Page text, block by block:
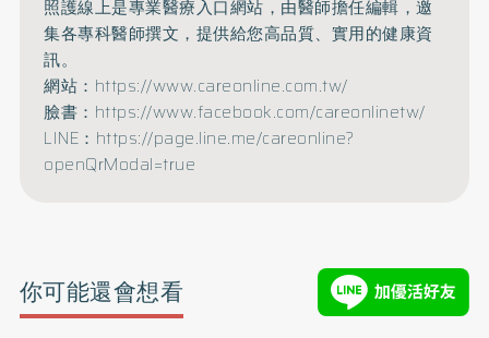
照護線上是專業醫療入口網站，由醫師擔任編輯，邀
集各專科醫師撰文，提供給您高品質、實用的健康資
訊。
網站：https://www.careonline.com.tw/
臉書：https://www.facebook.com/careonlinetw/
LINE：https://page.line.me/careonline?
openQrModal=true
你可能還會想看